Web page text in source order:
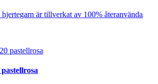
är tillverkat av 100% återanvända